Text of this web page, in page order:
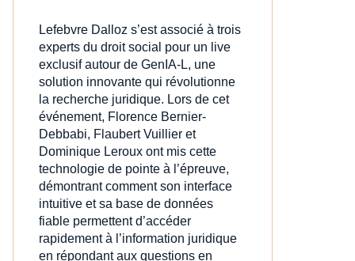
Lefebvre Dalloz s’est associé à trois
experts du droit social pour un live
exclusif autour de GenIA‑L, une
solution innovante qui révolutionne
la recherche juridique. Lors de cet
événement, Florence Bernier-
Debbabi, Flaubert Vuillier et
Dominique Leroux ont mis cette
technologie de pointe à l’épreuve,
démontrant comment son interface
intuitive et sa base de données
fiable permettent d’accéder
rapidement à l’information juridique
en répondant aux questions en